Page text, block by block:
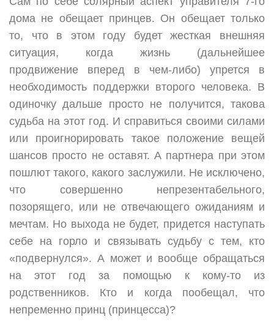
дома не обещает принцев. Он обещает только
то, что в этом году будет жесткая внешняя
ситуация, когда жизнь (дальнейшее
продвижение вперед в чем-либо) упрется в
необходимость поддержки второго человека. В
одиночку дальше просто не получится, такова
судьба на этот год. И справиться своими силами
или проигнорировать такое положение вещей
шансов просто не оставят. А партнера при этом
пошлют такого, какого заслужили. Не исключено,
что совершенно непрезентабельного,
позорящего, или не отвечающего ожиданиям и
мечтам. Но выхода не будет, придется наступать
себе на горло и связывать судьбу с тем, кто
«подвернулся». А может и вообще обращаться
на этот год за помощью к кому-то из
родственников. Кто и когда пообещал, что
непременно принц (принцесса)?